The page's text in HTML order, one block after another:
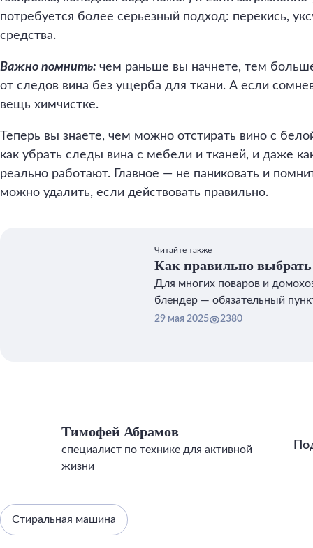
потребуется более серьезный подход: перекись,
средства.
Важно помнить: чем раньше вы начнете, тем
от следов вина без ущерба для ткани. А если
вещь химчистке.
Теперь вы знаете, чем можно отстирать вино с
как убрать следы вина с мебели и тканей, и даже
реально работают. Главное — не паниковать и
можно удалить, если действовать правильно.
Читайте также
Как правильно
блендер
Для многих поваров и
блендер — обязательный
техники.
29 мая 2025 2380
Тимофей Абрамов
специалист по технике для активной
жизни
Стиральная машина